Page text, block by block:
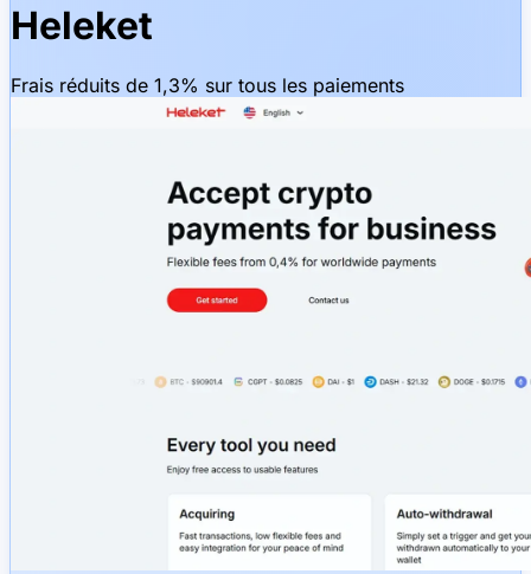
Heleket
Frais réduits de 1,3% sur tous les paiements